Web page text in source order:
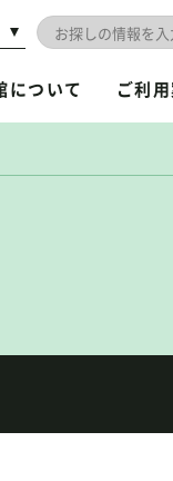
について ご利